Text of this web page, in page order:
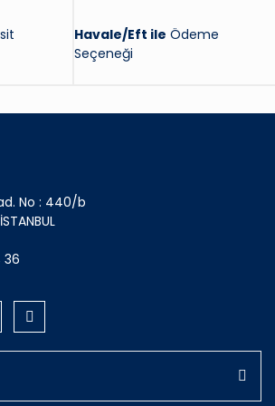
Havale/Eft ile Ödeme
Seçeneği
No : 440/b
36